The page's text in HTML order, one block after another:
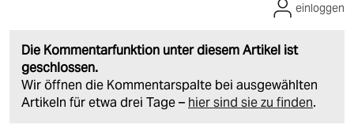
Die Kommentarfunktion unter diesem Artikel ist
geschlossen.
Wir öffnen die Kommentarspalte bei ausgewählten
Artikeln für etwa drei Tage – hier sind sie zu finden.
einloggen